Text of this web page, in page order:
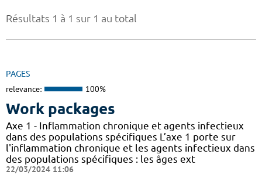
Résultats 1 à 1 sur 1 au total
PAGES
relevance: 100%
Work packages
Axe 1 - Inflammation chronique et agents infectieux
dans des populations spécifiques L’axe 1 porte sur
l'inflammation chronique et les agents infectieux dans
des populations spécifiques : les âges ext
22/03/2024 11:06